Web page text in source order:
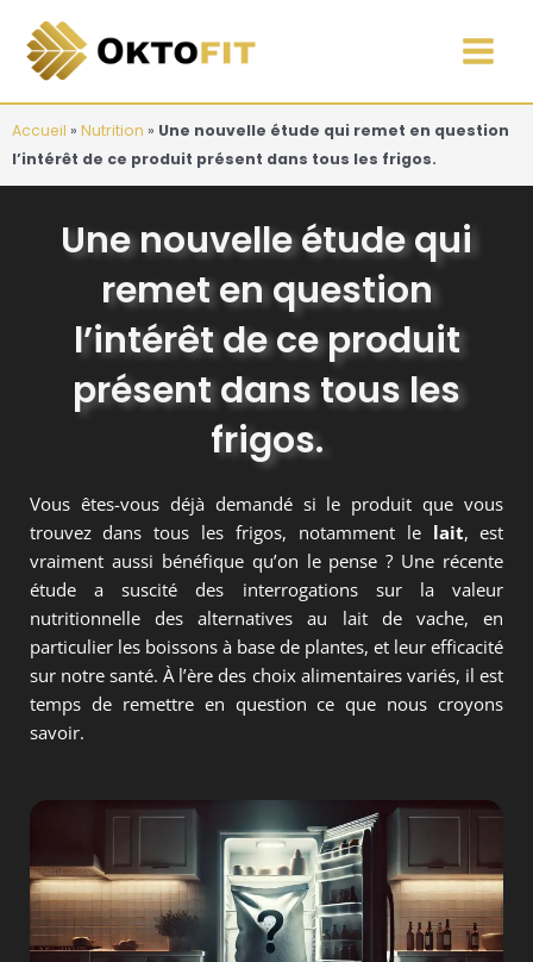
contenu
Accueil » Nutrition » Une nouvelle étude qui remet en question
l’intérêt de ce produit présent dans tous les frigos.
Une nouvelle étude qui
remet en question
l’intérêt de ce produit
présent dans tous les
frigos.
Vous êtes-vous déjà demandé si le produit que vous
trouvez dans tous les frigos, notamment le lait, est
vraiment aussi bénéfique qu’on le pense ? Une récente
étude a suscité des interrogations sur la valeur
nutritionnelle des alternatives au lait de vache, en
particulier les boissons à base de plantes, et leur efficacité
sur notre santé. À l’ère des choix alimentaires variés, il est
temps de remettre en question ce que nous croyons
savoir.